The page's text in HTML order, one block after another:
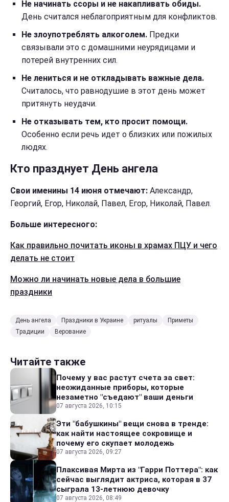
Не начинать ссоры и не накапливать обиды.
День считался неблагоприятным для конфликтов.
Не злоупотреблять алкоголем. Предки
связывали это с домашними неурядицами и
потерей внутренних сил.
Не лениться и не откладывать важные дела.
Считалось, что равнодушие в этот день может
притянуть неудачи.
Не отказывать тем, кто просит помощи.
Особенно если речь идет о близких или пожилых
людях.
Кто празднует День ангела
Свои именины 14 июня отмечают: Александр,
Георгий, Егор, Николай, Павел, Егор, Николай, Павел.
Больше интересного:
Как правильно почитать иконы в храмах ПЦУ и чего
делать не стоит
Можно ли начинать новые дела в большие
праздники
День ангела Праздники в Украине ритуалы
Приметы
Традиции
Верование
Читайте также
Почему у вас растут счета за свет:
неожиданные приборы, которые
незаметно "съедают" ваши деньги
07 августа 2026, 10:15
Эти "бабушкины" вещи снова в тренде:
как найти настоящее сокровище и
почему его скупает молодежь
07 августа 2026, 09:27
Плаксивая Мирта из "Гарри Поттера": как
сейчас выглядит актриса, которая в 37
сыграла 13-летнюю девочку
07 августа 2026, 08:49